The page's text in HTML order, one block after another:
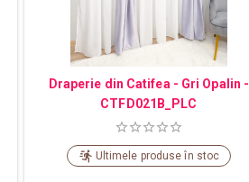
Draperie din Catifea - Gri Opalin -
CTFD021B_PLC
Ultimele produse în stoc